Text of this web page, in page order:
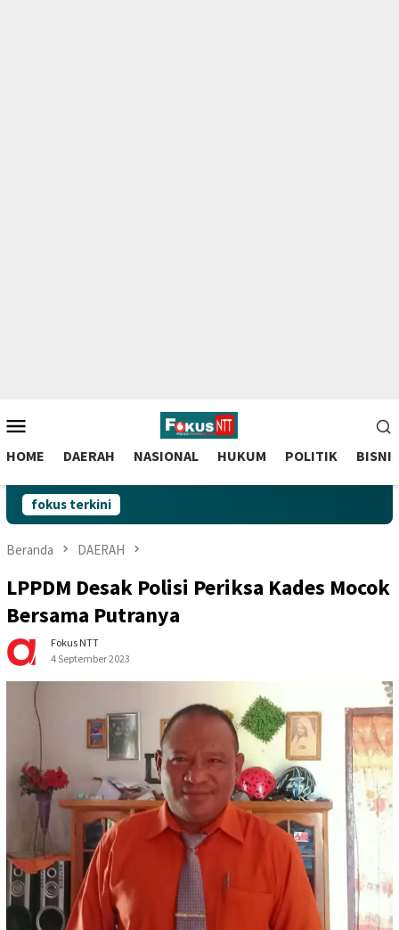
to
contentMobile
HOME DAERAH NASIONAL HUKUM POLITIK BISNIS
fokus terkini
Beranda DAERAH
LPPDM Desak Polisi Periksa Kades Mocok
Bersama Putranya
Fokus NTT
4 September 2023